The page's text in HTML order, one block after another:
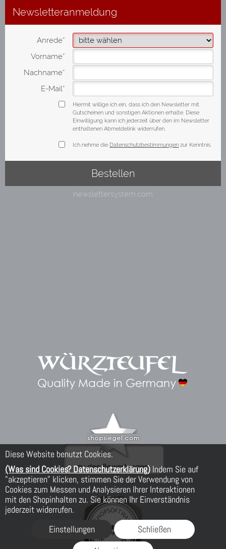
Diese Website benutzt Cookies.
(Was sind Cookies? Datenschutzerklärung) Indem Sie auf
"akzeptieren" klicken, stimmen Sie der Verwendung von
Cookies zum Messen und Analysieren Ihrer Interaktionen
mit den Shopinhalten zu. Sie können Ihr Einverständnis
jederzeit widerrufen.
Einstellungen
Schließen